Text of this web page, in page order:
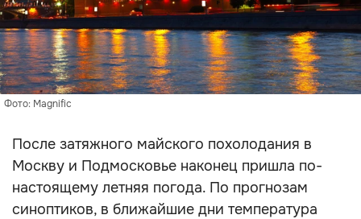
Фото: Magnific
После затяжного майского похолодания в
Москву и Подмосковье наконец пришла по-
настоящему летняя погода. По прогнозам
синоптиков, в ближайшие дни температура